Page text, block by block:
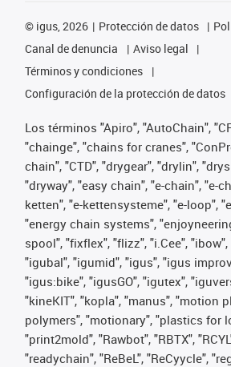
© igus, 2026 Protección de datos
Canal de denuncia
Aviso legal
Términos y condiciones
Configuración de la protección de datos
Los términos "Apiro", "AutoChain",
"chainge", "chains for cranes",
chain", "CTD", "drygear", "drylin",
"dryway", "easy chain", "e-chain", "e-
ketten", "e-kettensysteme", "e-loop",
"energy chain systems",
spool", "fixflex", "flizz", "i.Cee",
"igubal", "igumid", "igus", "igus
"igus:bike", "igusGO", "igutex",
"kineKIT", "kopla", "manus", "motion
polymers", "motionary", "plastics for
"print2mold", "Rawbot", "RBTX",
"readychain", "ReBeL", "ReCyycle",